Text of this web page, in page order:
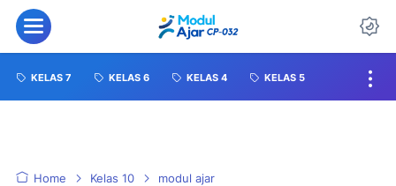
KELAS 7 KELAS 6 KELAS 4 KELAS 5
Home Kelas 10 modul ajar